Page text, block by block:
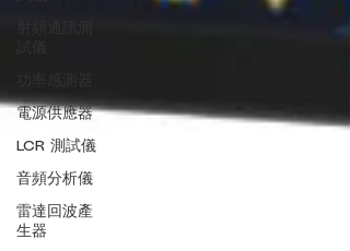
電源供應器
LCR 測試儀
音頻分析儀
雷達回波產
生器